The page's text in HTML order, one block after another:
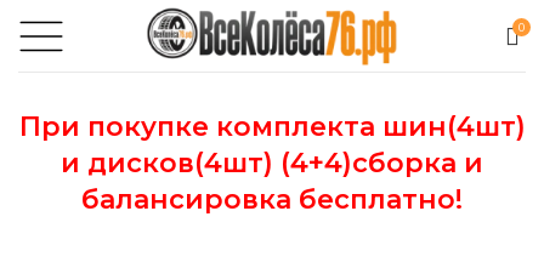
0
При покупке комплекта шин(4шт)
и дисков(4шт) (4+4)сборка и
балансировка бесплатно!